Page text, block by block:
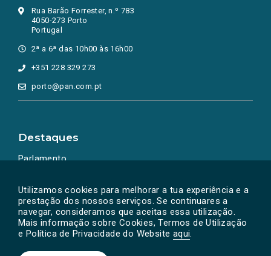
Utilizamos cookies para melhorar a tua experiência e a
prestação dos nossos serviços. Se continuares a
navegar, consideramos que aceitas essa utilização.
Mais informação sobre Cookies, Termos de Utilização
e Política de Privacidade do Website aqui.
Rua Barão Forrester, n.º 783
4050-273 Porto
Portugal
2ª a 6ª das 10h00 às 16h00
+351 228 329 273
porto@pan.com.pt
Destaques
Parlamento